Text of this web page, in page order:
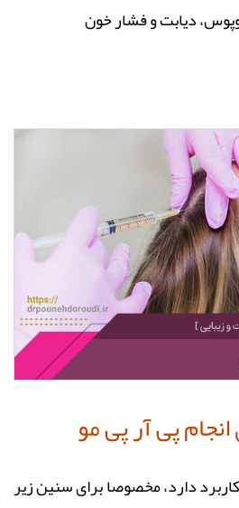
دیابت و فشار خون
پی آر پی مو
دارد، مخصوصا برای سنین زیر